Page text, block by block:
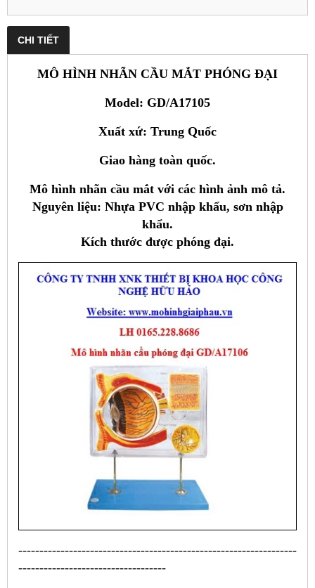
CHI TIẾT
MÔ HÌNH NHÃN CẦU MẮT PHÓNG ĐẠI
Model: GD/A17105
Xuất xứ: Trung Quốc
Giao hàng toàn quốc.
Mô hình nhãn cầu mắt với các hình ảnh mô tả.
Nguyên liệu: Nhựa PVC nhập khẩu, sơn nhập
khẩu.
Kích thước được phóng đại.
------------------------------------------------------------------
-----------------------------------